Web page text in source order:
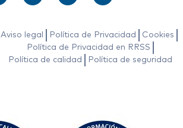
Aviso legal Política de Privacidad
Cookies
Política de Privacidad en RRSS
Política de calidad
Política de seguridad